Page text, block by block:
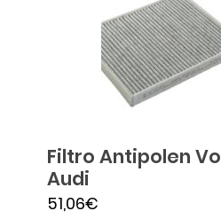
Filtro Antipolen
Audi
51,06€